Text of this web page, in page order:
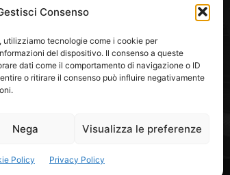
Consenso
utilizziamo tecnologie come i cookie per
del dispositivo. Il consenso a queste
dati come il comportamento di navigazione o ID
o ritirare il consenso può influire negativamente
Nega Visualizza le preferenze
Policy Privacy Policy